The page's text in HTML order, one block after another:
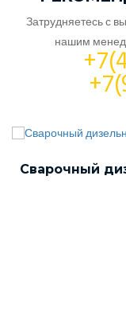
Затрудняетесь с
нашим
Сварочный